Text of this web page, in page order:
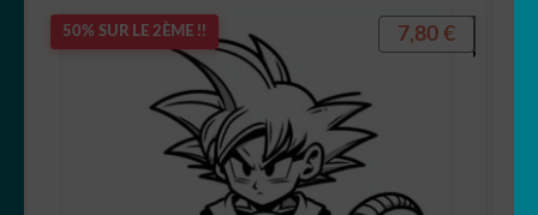
50% SUR LE 2ÈME !! 7,80 €